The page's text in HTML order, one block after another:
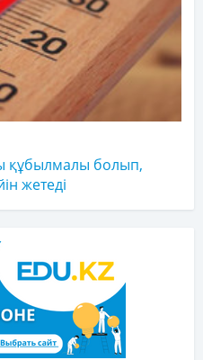
құбылмалы болып,
жетеді